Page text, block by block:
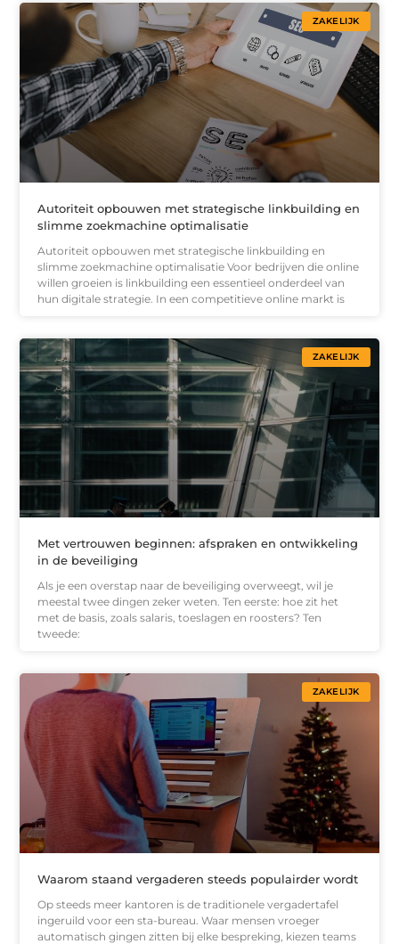
ZAKELIJK
Autoriteit opbouwen met strategische linkbuilding en
slimme zoekmachine optimalisatie
Autoriteit opbouwen met strategische linkbuilding en
slimme zoekmachine optimalisatie Voor bedrijven die online
willen groeien is linkbuilding een essentieel onderdeel van
hun digitale strategie. In een competitieve online markt is
ZAKELIJK
Met vertrouwen beginnen: afspraken en ontwikkeling
in de beveiliging
Als je een overstap naar de beveiliging overweegt, wil je
meestal twee dingen zeker weten. Ten eerste: hoe zit het
met de basis, zoals salaris, toeslagen en roosters? Ten
tweede:
ZAKELIJK
Waarom staand vergaderen steeds populairder wordt
Op steeds meer kantoren is de traditionele vergadertafel
ingeruild voor een sta-bureau. Waar mensen vroeger
automatisch gingen zitten bij elke bespreking, kiezen teams